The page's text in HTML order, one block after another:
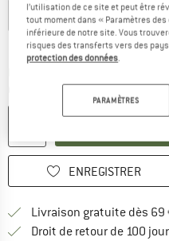
III IV V
Guide des tailles
ENREGISTRER
Livraison gratuite dès 69
Droit de retour de 100
l’utilisation de ce site et peut être
tout moment dans « Paramètres
inférieure de notre site. Vous
risques des transferts vers des
protection des données.
PARAMÈTRES